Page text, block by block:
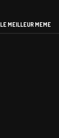
LE MEILLEUR MEME